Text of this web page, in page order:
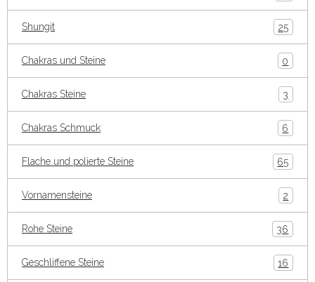
Shungit 25
Chakras und Steine 0
Chakras Steine 3
Chakras Schmuck 6
Flache und polierte Steine 65
Vornamensteine 2
Rohe Steine 36
Geschliffene Steine 16